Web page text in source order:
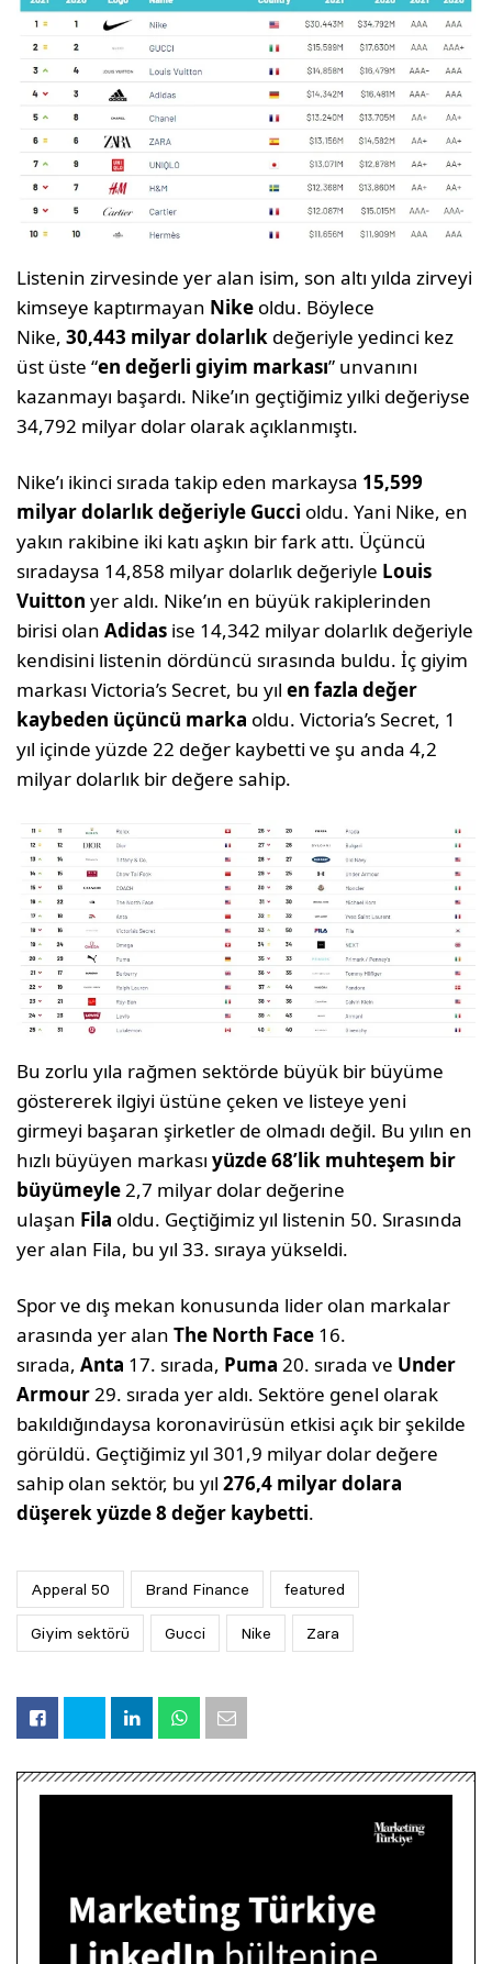
Listenin zirvesinde yer alan isim, son altı yılda zirveyi
kimseye kaptırmayan Nike oldu. Böylece
Nike,30,443 milyar dolarlık değeriyle yedinci kez
üst üste “en değerli giyim markası” unvanını
kazanmayı başardı. Nike’ın geçtiğimiz yılki değeriyse
34,792 milyar dolar olarak açıklanmıştı.
Nike’ı ikinci sırada takip eden markaysa 15,599
milyar dolarlık değeriyle Gucci oldu. Yani Nike, en
yakın rakibine iki katı aşkın bir fark attı. Üçüncü
sıradaysa 14,858 milyar dolarlık değeriyle Louis
Vuitton yer aldı. Nike’ın en büyük rakiplerinden
birisi olanAdidas ise 14,342 milyar dolarlık değeriyle
kendisini listenin dördüncü sırasında buldu. İç giyim
markası Victoria’s Secret, bu yılen fazla değer
kaybeden üçüncü marka oldu. Victoria’s Secret, 1
yıl içinde yüzde 22 değer kaybetti ve şu anda 4,2
milyar dolarlık bir değere sahip.
Bu zorlu yıla rağmen sektörde büyük bir büyüme
göstererek ilgiyi üstüne çeken ve listeye yeni
girmeyi başaran şirketler de olmadı değil. Bu yılın en
hızlı büyüyen markasıyüzde 68’lik muhteşem bir
büyümeyle2,7 milyar dolar değerine
ulaşan Fila oldu. Geçtiğimiz yıl listenin 50. Sırasında
yer alan Fila, bu yıl 33. sıraya yükseldi.
Spor ve dış mekan konusunda lider olan markalar
arasında yer alanThe North Face 16.
sırada,Anta 17. sırada, Puma20. sırada ve Under
Armour29. sırada yer aldı. Sektöre genel olarak
bakıldığındaysa koronavirüsün etkisi açık bir şekilde
görüldü. Geçtiğimiz yıl 301,9 milyar dolar değere
sahip olan sektör, bu yıl276,4 milyar dolara
düşerek yüzde 8 değer kaybetti.
Apperal 50 Brand Finance featured
Giyim sektörü Gucci Nike Zara